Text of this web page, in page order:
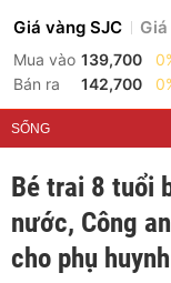
Giá vàng SJC
Mua vào 139,700
Bán ra
142,700
SỐNG
Bé trai 8 tuổi
nước, Công
cho phụ huynh